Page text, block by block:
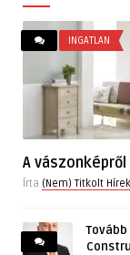
INGATLAN
A
Írta (Nem) Titkolt Hírek